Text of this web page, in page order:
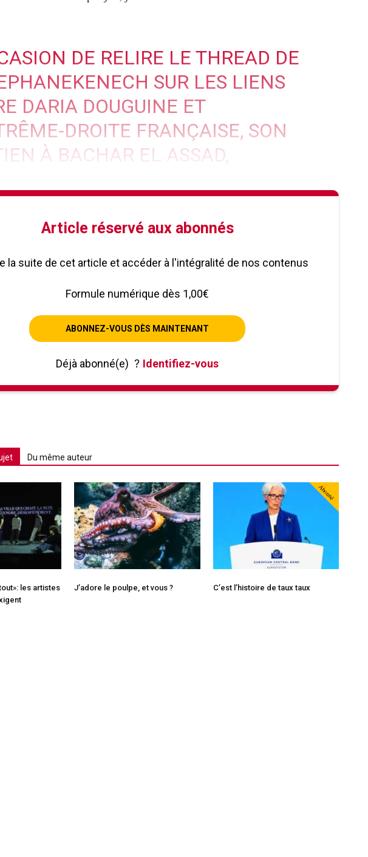
DE RELIRE LE THREAD DE
SUR LES LIENS
DARIA DOUGUINE ET
DROITE FRANÇAISE, SON
À BACHAR EL ASSAD,
Article réservé aux abonnés
la suite de cet article et accéder à l'intégralité de nos contenus
Formule numérique dès 1,00€
ABONNEZ-VOUS DÈS MAINTENANT
Déjà abonné(e) ? Identifiez-vous
Du même auteur
les artistes
J’adore le poulpe, et vous ?
Abonné
C’est l’histoire de taux taux